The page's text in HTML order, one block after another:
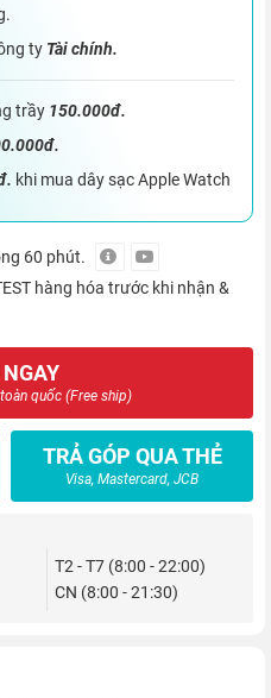
ty Tài chính.
trầy 150.000đ.
khi mua dây sạc Apple Watch
60 phút.
hàng hóa trước khi nhận &
quốc (Free ship)
TRẢ GÓP QUA THẺ
Visa, Mastercard, JCB
T2 - T7 (8:00 - 22:00)
CN (8:00 - 21:30)